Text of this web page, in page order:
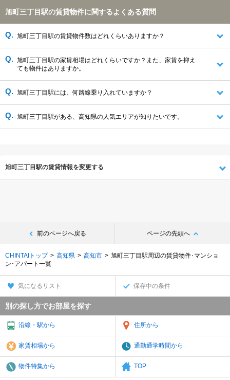
旭町三丁目駅の賃貸物件に関するよくある質問
旭町三丁目駅の賃貸物件数はどれくらいありますか？
旭町三丁目駅の家賃相場はどれくらいですか？また、家賃を抑え
ても物件はありますか。
旭町三丁目駅には、何路線乗り入れていますか？
旭町三丁目駅がある、高知県の人気エリアが知りたいです。
旭町三丁目駅の賃貸情報を変更する
前のページへ戻る ページの先頭へ
CHINTAIトップ 高知県 高知市
旭町三丁目駅周辺の賃貸物件･マンショ
ン･アパート一覧
気になるリスト 保存中の条件
別の探し方でお部屋を探す
沿線・駅から 住所から
家賃相場から 通勤通学時間から
物件特集から TOP